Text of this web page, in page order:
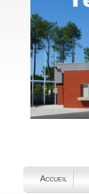
Accueil